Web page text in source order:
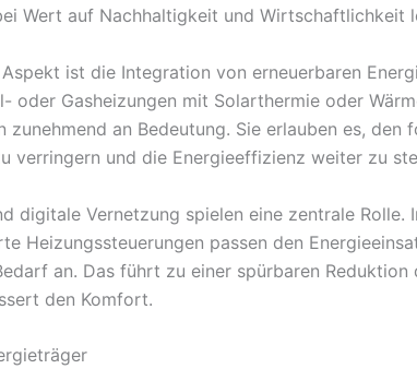
Wert auf Nachhaltigkeit und Wirtschaftlichkeit
ist die Integration von erneuerbaren
oder Gasheizungen mit Solarthermie oder
zunehmend an Bedeutung. Sie erlauben es, den
verringern und die Energieeffizienz weiter zu
digitale Vernetzung spielen eine zentrale Rolle.
Heizungssteuerungen passen den
an. Das führt zu einer spürbaren Reduktion
den Komfort.